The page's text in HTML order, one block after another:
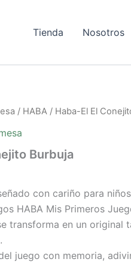
Tienda Nosotros
/ HABA / Haba-El El
Burbuja
con cariño para
HABA Mis Primeros
transforma en un original
juego con memoria,